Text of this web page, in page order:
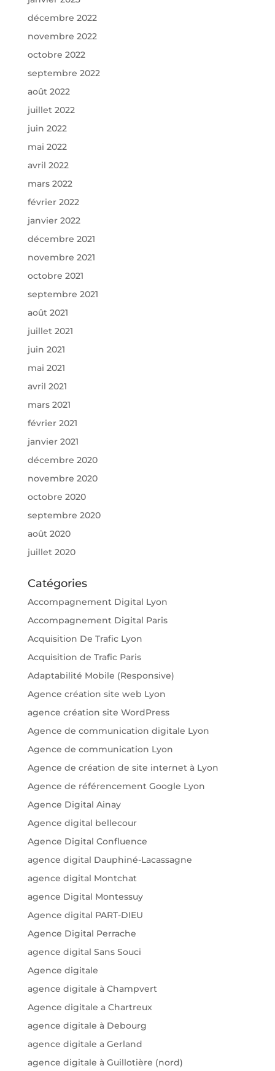
décembre 2022
novembre 2022
octobre 2022
septembre 2022
août 2022
juillet 2022
juin 2022
mai 2022
avril 2022
mars 2022
février 2022
janvier 2022
décembre 2021
novembre 2021
octobre 2021
septembre 2021
août 2021
juillet 2021
juin 2021
mai 2021
avril 2021
mars 2021
février 2021
janvier 2021
décembre 2020
novembre 2020
octobre 2020
septembre 2020
août 2020
juillet 2020
Catégories
Accompagnement Digital Lyon
Accompagnement Digital Paris
Acquisition De Trafic Lyon
Acquisition de Trafic Paris
Adaptabilité Mobile (Responsive)
Agence création site web Lyon
agence création site WordPress
Agence de communication digitale Lyon
Agence de communication Lyon
Agence de création de site internet à Lyon
Agence de référencement Google Lyon
Agence Digital Ainay
Agence digital bellecour
Agence Digital Confluence
agence digital Dauphiné-Lacassagne
agence digital Montchat
agence Digital Montessuy
Agence digital PART-DIEU
Agence Digital Perrache
agence digital Sans Souci
Agence digitale
agence digitale à Champvert
Agence digitale a Chartreux
agence digitale à Debourg
agence digitale a Gerland
agence digitale à Guillotière (nord)